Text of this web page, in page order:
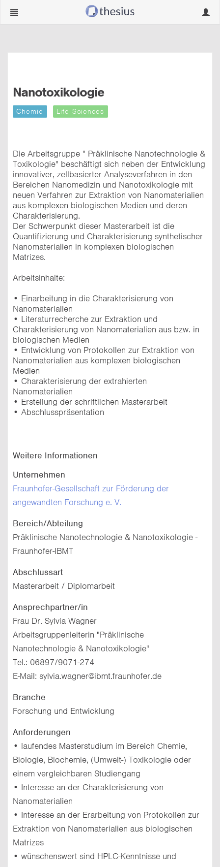
Navigation
Nanotoxikologie
Chemie Life Sciences
Die Arbeitsgruppe " Präklinische Nanotechnologie &
Toxikologie" beschäftigt sich neben der Entwicklung
innovativer, zellbasierter Analyseverfahren in den
Bereichen Nanomedizin und Nanotoxikologie mit
neuen Verfahren zur Extraktion von Nanomaterialien
aus komplexen biologischen Medien und deren
Charakterisierung.
Der Schwerpunkt dieser Masterarbeit ist die
Quantifizierung und Charakterisierung synthetischer
Nanomaterialien in komplexen biologischen
Matrizes.
Arbeitsinhalte:
• Einarbeitung in die Charakterisierung von
Nanomaterialien
• Literaturrecherche zur Extraktion und
Charakterisierung von Nanomaterialien aus bzw. in
biologischen Medien
• Entwicklung von Protokollen zur Extraktion von
Nanomaterialien aus komplexen biologischen
Medien
• Charakterisierung der extrahierten
Nanomaterialien
• Erstellung der schriftlichen Masterarbeit
• Abschlusspräsentation
Weitere Informationen
Unternehmen
Fraunhofer-Gesellschaft zur Förderung der
angewandten Forschung e. V.
Bereich/Abteilung
Präklinische Nanotechnologie & Nanotoxikologie -
Fraunhofer-IBMT
Abschlussart
Masterarbeit / Diplomarbeit
Ansprechpartner/in
Frau Dr. Sylvia Wagner
Arbeitsgruppenleiterin "Präklinische
Nanotechnologie & Nanotoxikologie"
Tel.: 06897/9071-274
E-Mail: sylvia.wagner@ibmt.fraunhofer.de
Branche
Forschung und Entwicklung
Anforderungen
• laufendes Masterstudium im Bereich Chemie,
Biologie, Biochemie, (Umwelt-) Toxikologie oder
einem vergleichbaren Studiengang
• Interesse an der Charakterisierung von
Nanomaterialien
• Interesse an der Erarbeitung von Protokollen zur
Extraktion von Nanomaterialien aus biologischen
Matrizes
• wünschenswert sind HPLC-Kenntnisse und